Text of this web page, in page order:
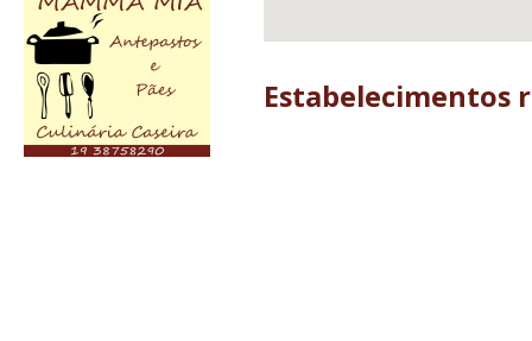
Estabelecimentos